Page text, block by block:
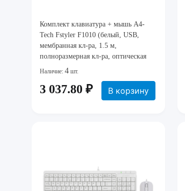
Комплект клавиатура + мышь A4-
Tech Fstyler F1010 (белый, USB,
мембранная кл-ра, 1.5 м,
полноразмерная кл-ра, оптическая
мышь, 1600 dpi) [ F1010 WHITE ]
Наличие: 4 шт.
3 037.80 ₽ В корзину